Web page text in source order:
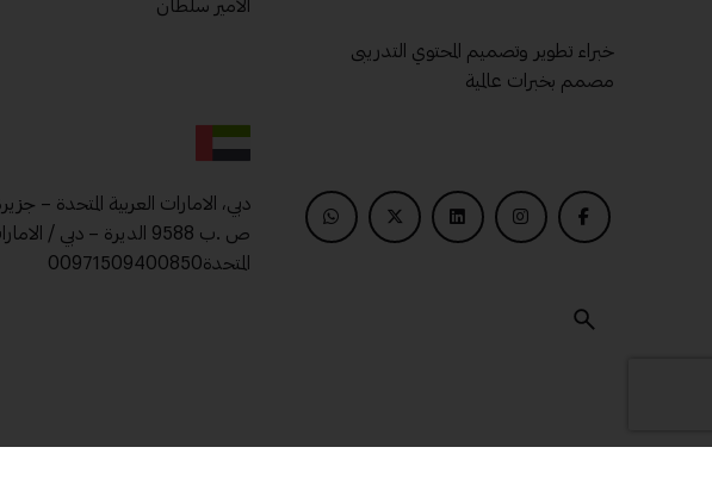
خبراء تطوير وتصميم المحتوي التدريبى
مصمم بخبرات عالمية
الامير سلطان
دبي، الامارات العربية المتحدة –
ص .ب 9588 الديرة – دبي /
المتحدة00971509400850